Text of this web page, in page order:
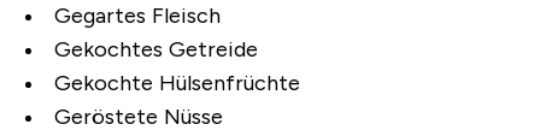
Gegartes Fleisch
Gekochtes Getreide
Gekochte Hülsenfrüchte
Geröstete Nüsse